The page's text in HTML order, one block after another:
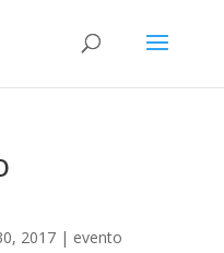
2017| evento